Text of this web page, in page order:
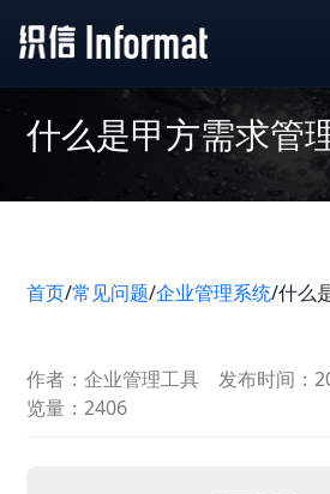
什么是甲方需求管
首页/常见问题/企业管理系统/什么
作者：企业管理工具 发布时间：
览量：2406